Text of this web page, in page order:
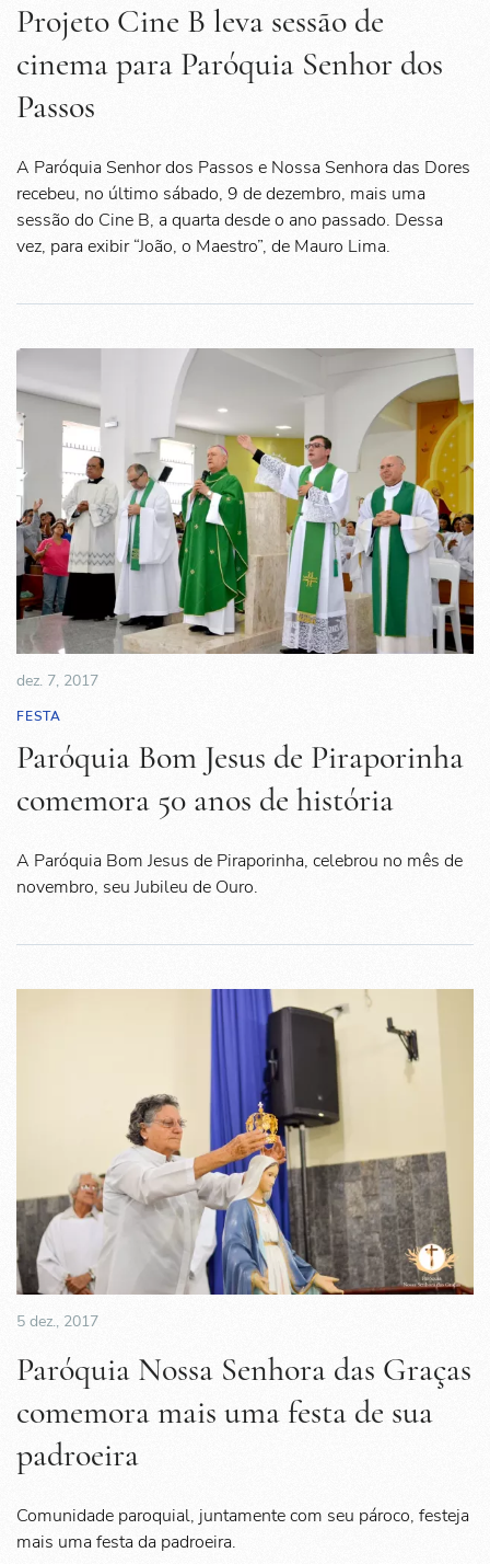
Projeto Cine B leva sessão de
cinema para Paróquia Senhor dos
Passos
A Paróquia Senhor dos Passos e Nossa Senhora das Dores
recebeu, no último sábado, 9 de dezembro, mais uma
sessão do Cine B, a quarta desde o ano passado. Dessa
vez, para exibir “João, o Maestro”, de Mauro Lima.
dez. 7, 2017
FESTA
Paróquia Bom Jesus de Piraporinha
comemora 50 anos de história
A Paróquia Bom Jesus de Piraporinha, celebrou no mês de
novembro, seu Jubileu de Ouro.
5 dez., 2017
Paróquia Nossa Senhora das Graças
comemora mais uma festa de sua
padroeira
Comunidade paroquial, juntamente com seu pároco, festeja
mais uma festa da padroeira.